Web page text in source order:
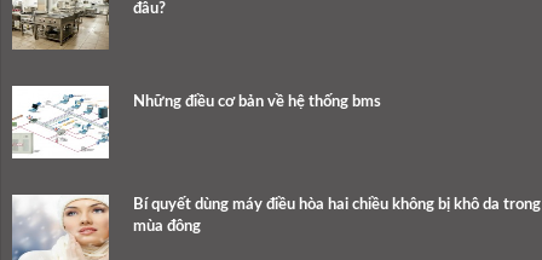
đâu?
Những điều cơ bản về hệ thống bms
Bí quyết dùng máy điều hòa hai chiều không bị khô da trong
mùa đông